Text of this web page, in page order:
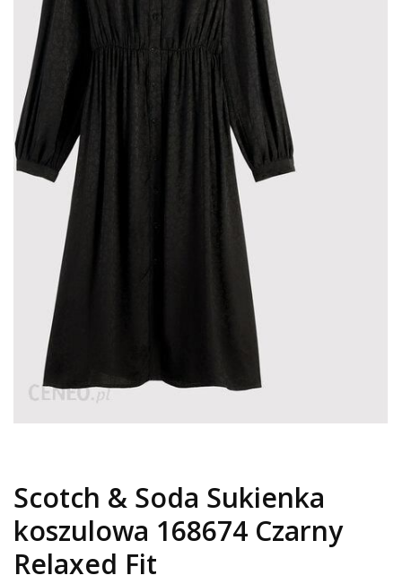
Scotch & Soda Sukienka
koszulowa 168674 Czarny
Relaxed Fit